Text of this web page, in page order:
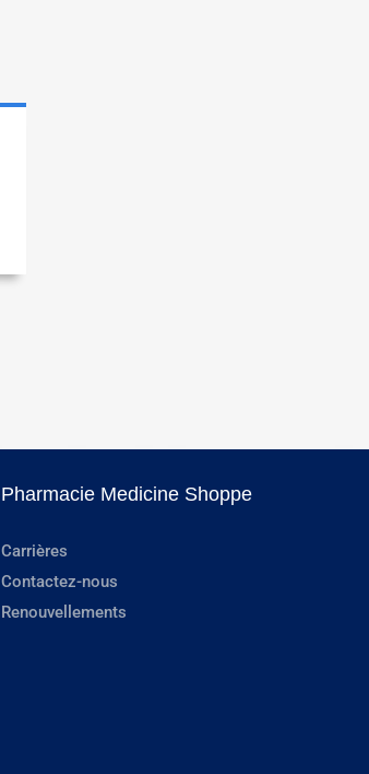
Pharmacie Medicine Shoppe
Carrières
Contactez-nous
Renouvellements